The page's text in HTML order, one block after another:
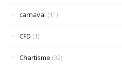
carnaval (11)
CFD (1)
Chartisme (32)